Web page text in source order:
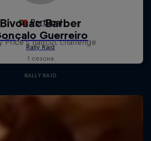
Bivouac Barber
Price's haircut challenge
1 сезона
RALLY RAID